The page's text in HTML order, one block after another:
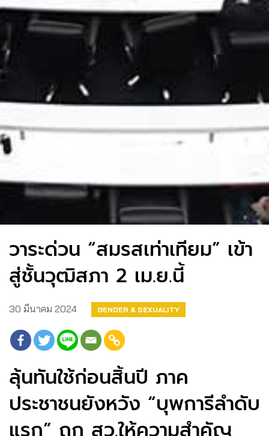
วาระด่วน “สมรสเท่าเทียม” เข้า
สู่ชั้นวุฒิสภา 2 เม.ย.นี้
30 มีนาคม 2024 GENDER & SEXUALITY
ลุ้นทันใช้ก่อนสิ้นปี ภาค
ประชาชนยังหวัง “บุพการีลำดับ
แรก” ถูก สว.ให้ความสำคัญ